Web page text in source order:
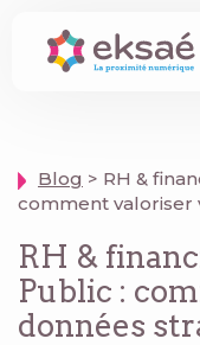
Blog > RH &
comment valoriser
RH &
Public :
données